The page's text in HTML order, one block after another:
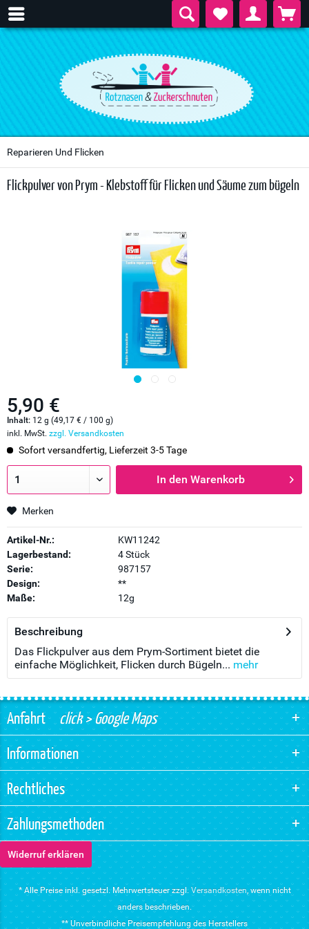
Reparieren Und Flicken
Flickpulver von Prym - Klebstoff für Flicken und Säume zum bügeln
5,90 €
Inhalt: 12 g (49,17 € / 100 g)
inkl. MwSt. zzgl. Versandkosten
Sofort versandfertig, Lieferzeit 3-5 Tage
In den Warenkorb
Merken
Artikel-Nr.:
KW11242
Lagerbestand:
4 Stück
Serie:
987157
Design:
**
Maße:
12g
Beschreibung
Das Flickpulver aus dem Prym-Sortiment bietet die
einfache Möglichkeit, Flicken durch Bügeln... mehr
Anfahrtclick > Google Maps
Informationen
Rechtliches
Zahlungsmethoden
Widerruf erklären
* Alle Preise inkl. gesetzl. Mehrwertsteuer zzgl. Versandkosten, wenn nicht
anders beschrieben.
** Unverbindliche Preisempfehlung des Herstellers